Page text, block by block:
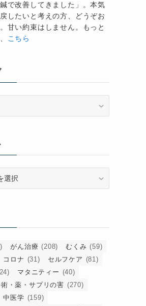
で改善してきました」。本気
したいと考えの方、どうぞお
甘い約束はしません。もっと
こちら
がん治療 (208) むくみ (59)
コロナ (31) セルフケア (81)
マタニティー (40)
・薬・サプリの害 (270)
中医学 (159)